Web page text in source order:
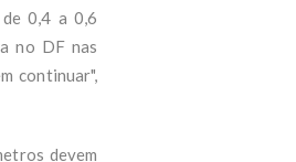
0,4 a 0,6
no DF nas
continuar",
devem